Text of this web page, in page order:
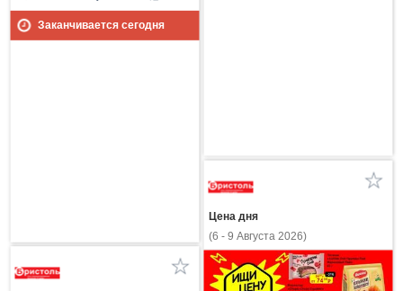
Заканчивается сегодня
Цена дня
(6 - 9 Августа 2026)